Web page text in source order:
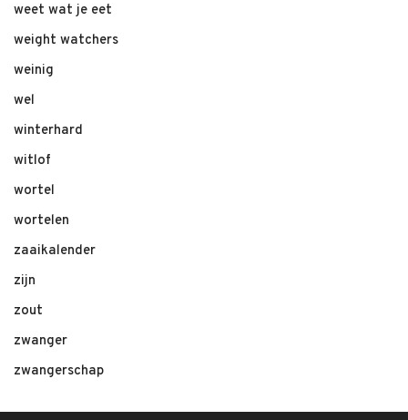
weet wat je eet
weight watchers
weinig
wel
winterhard
witlof
wortel
wortelen
zaaikalender
zijn
zout
zwanger
zwangerschap